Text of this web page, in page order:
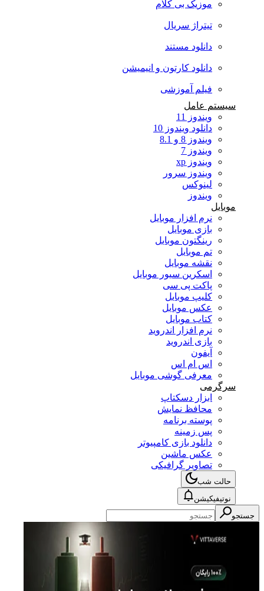
موزیک بی کلام
تیتراژ سریال
دانلود مستند
دانلود کارتون و انیمیشن
فیلم آموزشی
سیستم عامل
ویندوز 11
دانلود ویندوز 10
ویندوز 8 و 8.1
ویندوز 7
ویندوز xp
ویندوز سرور
لینوکس
ویندوز
موبایل
نرم افزار موبایل
بازی موبایل
رینگتون موبایل
تم موبایل
نقشه موبایل
اسکرین سیور موبایل
پاکت پی سی
کلیپ موبایل
عکس موبایل
کتاب موبایل
نرم افزار اندروید
بازی اندروید
آیفون
اس ام اس
معرفی گوشی موبایل
سرگرمی
ابزار دسکتاپ
محافظ نمایش
پوسته برنامه
پس زمینه
دانلود بازی کامپیوتر
عکس ماشین
تصاویر گرافیکی
حالت شب
نوتیفیکیشن
جستجو